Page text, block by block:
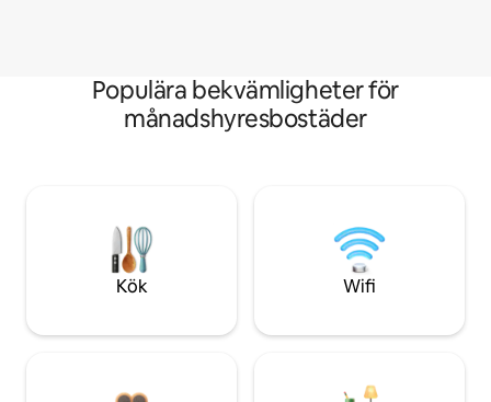
Populära bekvämligheter för
månadshyresbostäder
Kök Wifi